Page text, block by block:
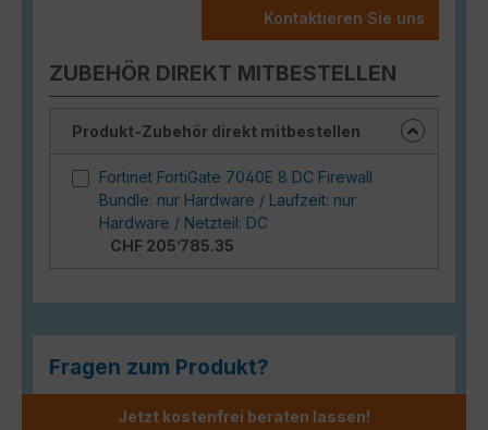
Kontaktieren Sie uns
ZUBEHÖR DIREKT MITBESTELLEN
Produkt-Zubehör direkt mitbestellen
Fortinet FortiGate 7040E 8 DC Firewall
Bundle: nur Hardware / Laufzeit: nur
Hardware / Netzteil: DC
CHF 205’785.35
Fragen zum Produkt?
Jetzt kostenfrei beraten lassen!